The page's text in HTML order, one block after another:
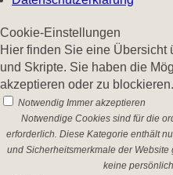
Cookie-Einstellungen
Hier finden Sie eine
und Skripte. Sie haben die
akzeptieren oder zu blockieren.
Notwendig Immer akzeptieren
Notwendige Cookies sind für die
erforderlich. Diese Kategorie enthält
und Sicherheitsmerkmale der
keine